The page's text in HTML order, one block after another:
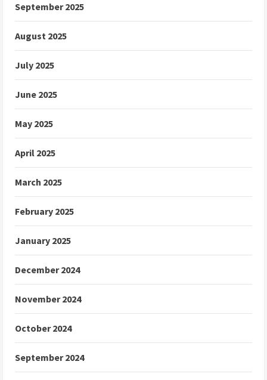
September 2025
August 2025
July 2025
June 2025
May 2025
April 2025
March 2025
February 2025
January 2025
December 2024
November 2024
October 2024
September 2024